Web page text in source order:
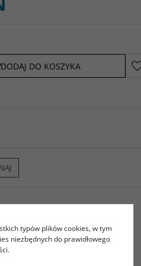
DODAJ DO KOSZYKA
typów plików cookies, w tym
niezbędnych do prawidłowego